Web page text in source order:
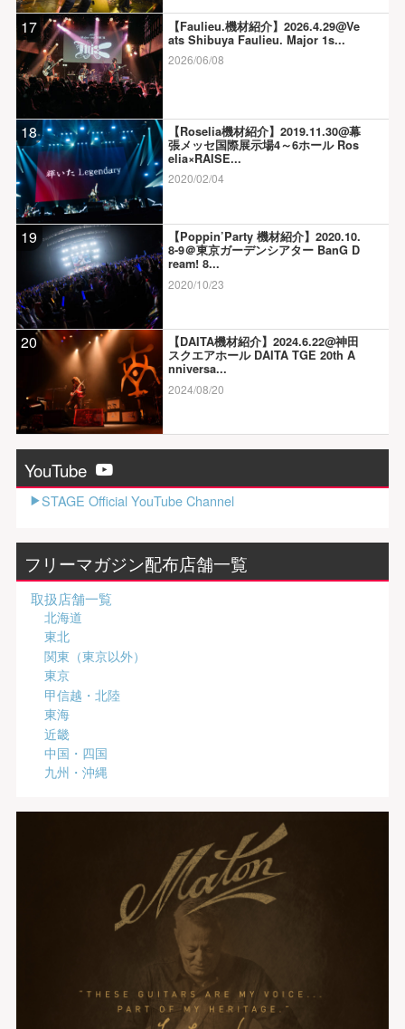
17
【Faulieu.機材紹介】2026.4.29@Ve
ats Shibuya Faulieu. Major 1s...
2026/06/08
18
【Roselia機材紹介】2019.11.30@幕
張メッセ国際展示場4～6ホール Ros
elia×RAISE...
2020/02/04
19
【Poppin’Party 機材紹介】2020.10.
8-9＠東京ガーデンシアター BanG D
ream! 8...
2020/10/23
20
【DAITA機材紹介】2024.6.22@神田
スクエアホール DAITA TGE 20th A
nniversa...
2024/08/20
YouTube
STAGE Official YouTube Channel
フリーマガジン配布店舗一覧
取扱店舗一覧
北海道
東北
関東（東京以外）
東京
甲信越・北陸
東海
近畿
中国・四国
九州・沖縄